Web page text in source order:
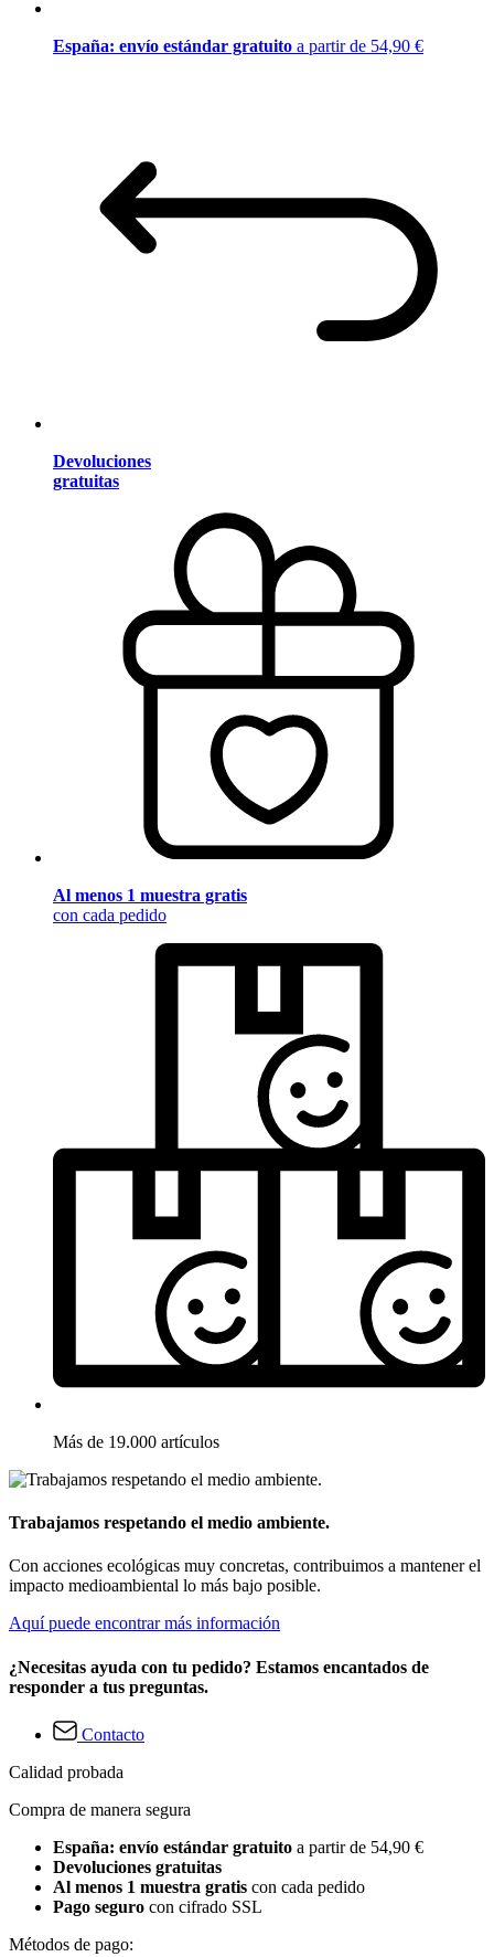
España: envío estándar gratuito a partir de 54,90 €
Devoluciones
gratuitas
Al menos 1 muestra gratis
con cada pedido
Más de 19.000 artículos
Trabajamos respetando el medio ambiente.
Con acciones ecológicas muy concretas, contribuimos a mantener el
impacto medioambiental lo más bajo posible.
Aquí puede encontrar más información
¿Necesitas ayuda con tu pedido? Estamos encantados de
responder a tus preguntas.
Contacto
Calidad probada
Compra de manera segura
España: envío estándar gratuito a partir de 54,90 €
Devoluciones gratuitas
Al menos 1 muestra gratis con cada pedido
Pago seguro con cifrado SSL
Métodos de pago: